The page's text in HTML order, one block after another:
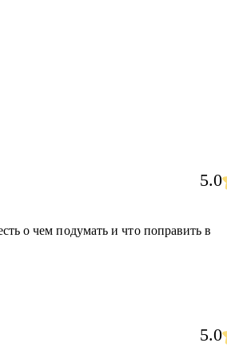
и нуждается в менторстве.
5.0
о чем подумать и что поправить в
5.0